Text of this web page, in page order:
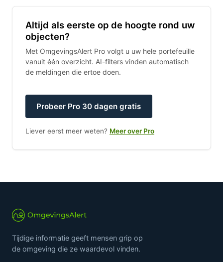
Altijd als eerste op de hoogte rond uw
objecten?
Met OmgevingsAlert Pro volgt u uw hele portefeuille
vanuit één overzicht. AI-filters vinden automatisch
de meldingen die ertoe doen.
Probeer Pro 30 dagen gratis
Liever eerst meer weten? Meer over Pro
Tijdige informatie geeft mensen grip op
de omgeving die ze waardevol vinden.